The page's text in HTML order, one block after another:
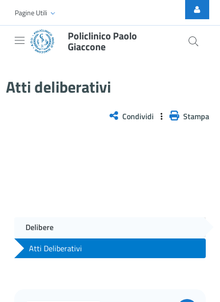
Skip to Main Content
Pagine Utili
Policlinico Paolo
Giaccone
Atti deliberativi
Condividi Stampa
Delibere
Atti Deliberativi